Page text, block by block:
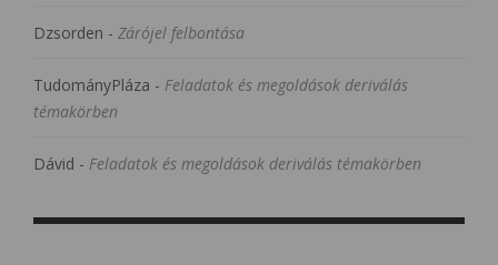
Dzsorden - Zárójel felbontása
TudományPláza - Feladatok és megoldások deriválás
témakörben
Dávid - Feladatok és megoldások deriválás témakörben